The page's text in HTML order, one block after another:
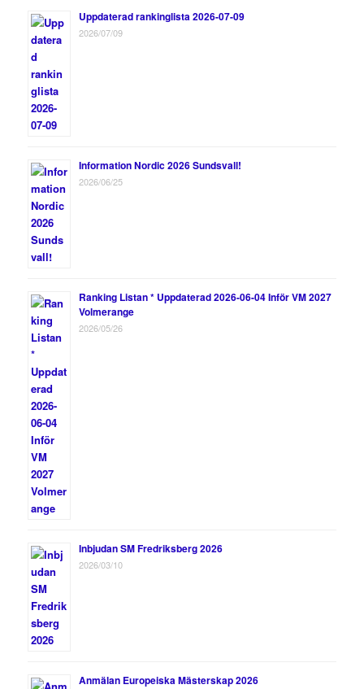
Uppdaterad rankinglista 2026-07-09
2026/07/09
Information Nordic 2026 Sundsvall!
2026/06/25
Ranking Listan * Uppdaterad 2026-06-04 Inför VM 2027
Volmerange
2026/05/26
Inbjudan SM Fredriksberg 2026
2026/03/10
Anmälan Europeiska Mästerskap 2026